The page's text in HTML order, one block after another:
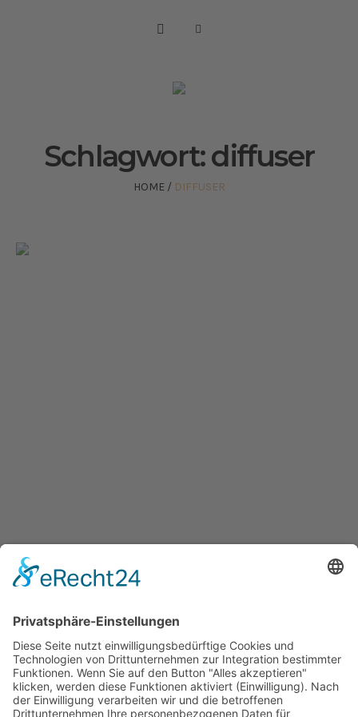
Schlagwort:diffuser
HOME / DIFFUSER
Stopp! Schluss mit Chemie, her
mit natürlichen Lösungen!
1. MÄRZ 2024
EXPERTEN,FAMILIE,HOME,KREIS OLPE, MENTALES